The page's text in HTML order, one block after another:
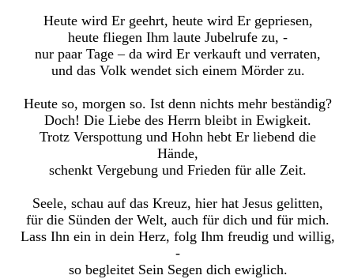
Heute wird Er geehrt, heute wird Er gepriesen,
heute fliegen Ihm laute Jubelrufe zu, -
nur paar Tage – da wird Er verkauft und verraten,
und das Volk wendet sich einem Mörder zu.
Heute so, morgen so. Ist denn nichts mehr beständig?
Doch! Die Liebe des Herrn bleibt in Ewigkeit.
Trotz Verspottung und Hohn hebt Er liebend die
Hände,
schenkt Vergebung und Frieden für alle Zeit.
Seele, schau auf das Kreuz, hier hat Jesus gelitten,
für die Sünden der Welt, auch für dich und für mich.
Lass Ihn ein in dein Herz, folg Ihm freudig und willig,
-
so begleitet Sein Segen dich ewiglich.